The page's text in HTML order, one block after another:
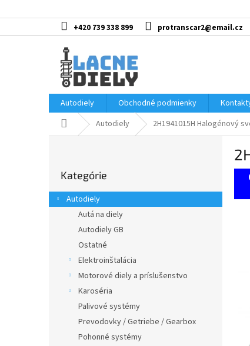
na
+420 739 338 899 protranscar2@email.cz
Autodiely Obchodné podmienky
DomovAutodiely 2H1941015H Halogénový
ý
p
kategórie
Kategórie
Autodiely
Autá na diely
Autodiely GB
Ostatné
Elektroinštalácia
Motorové diely a príslušenstvo
Karoséria
Palivové systémy
Prevodovky / Getriebe / Gearbox
Pohonné systémy